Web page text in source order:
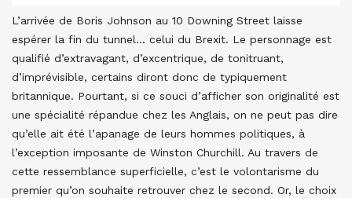
L’arrivée de Boris Johnson au 10 Downing Street laisse
espérer la fin du tunnel… celui du Brexit. Le personnage est
qualifié d’extravagant, d’excentrique, de tonitruant,
d’imprévisible, certains diront donc de typiquement
britannique. Pourtant, si ce souci d’afficher son originalité est
une spécialité répandue chez les Anglais, on ne peut pas dire
qu’elle ait été l’apanage de leurs hommes politiques, à
l’exception imposante de Winston Churchill. Au travers de
cette ressemblance superficielle, c’est le volontarisme du
premier qu’on souhaite retrouver chez le second. Or, le choix